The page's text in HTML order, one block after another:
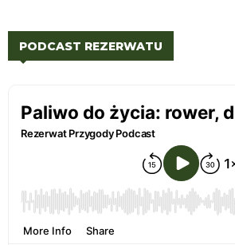
PODCAST REZERWATU